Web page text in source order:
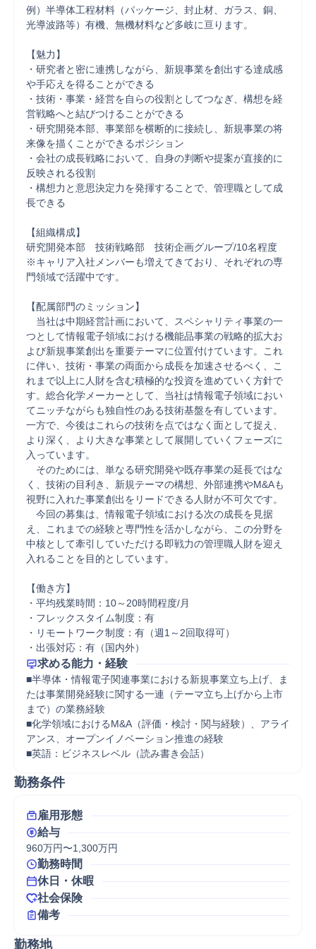
例）半導体工程材料（パッケージ、封止材、ガラス、銅、
光導波路等）有機、無機材料など多岐に亘ります。
【魅力】
・研究者と密に連携しながら、新規事業を創出する達成感
や手応えを得ることができる
・技術・事業・経営を自らの役割としてつなぎ、構想を経
営戦略へと結びつけることができる
・研究開発本部、事業部を横断的に接続し、新規事業の将
来像を描くことができるポジション
・会社の成長戦略において、自身の判断や提案が直接的に
反映される役割
・構想力と意思決定力を発揮することで、管理職として成
長できる
【組織構成】
研究開発本部　技術戦略部　技術企画グループ/10名程度
※キャリア入社メンバーも増えてきており、それぞれの専
門領域で活躍中です。
【配属部門のミッション】
当社は中期経営計画において、スペシャリティ事業の一
つとして情報電子領域における機能品事業の戦略的拡大お
よび新規事業創出を重要テーマに位置付けています。これ
に伴い、技術・事業の両面から成長を加速させるべく、こ
れまで以上に人財を含む積極的な投資を進めていく方針で
す。総合化学メーカーとして、当社は情報電子領域におい
てニッチながらも独自性のある技術基盤を有しています。
一方で、今後はこれらの技術を点ではなく面として捉え、
より深く、より大きな事業として展開していくフェーズに
入っています。
そのためには、単なる研究開発や既存事業の延長ではな
く、技術の目利き、新規テーマの構想、外部連携やM&Aも
視野に入れた事業創出をリードできる人財が不可欠です。
今回の募集は、情報電子領域における次の成長を見据
え、これまでの経験と専門性を活かしながら、この分野を
中核として牽引していただける即戦力の管理職人財を迎え
入れることを目的としています。
【働き方】
・平均残業時間：10～20時間程度/月
・フレックスタイム制度：有
・リモートワーク制度：有（週1～2回取得可）
・出張対応：有（国内外）
求める能力・経験
■半導体・情報電子関連事業における新規事業立ち上げ、ま
たは事業開発経験に関する一連（テーマ立ち上げから上市
まで）の業務経験
■化学領域におけるM&A（評価・検討・関与経験）、アライ
アンス、オープンイノベーション推進の経験
■英語：ビジネスレベル（読み書き会話）
勤務条件
雇用形態
給与
960万円〜1,300万円
勤務時間
休日・休暇
社会保険
備考
勤務地